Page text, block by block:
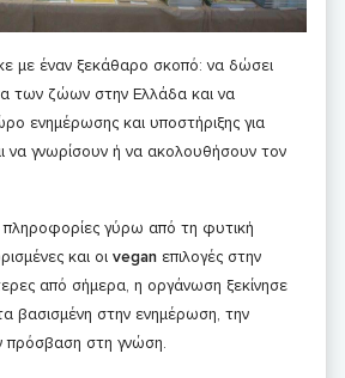
με έναν ξεκάθαρο σκοπό: να δώσει
των ζώων στην Ελλάδα και να
ενημέρωσης και υποστήριξης για
να γνωρίσουν ή να ακολουθήσουν τον
πληροφορίες γύρω από τη φυτική
και οι vegan επιλογές στην
από σήμερα, η οργάνωση ξεκίνησε
βασισμένη στην ενημέρωση, την
πρόσβαση στη γνώση.